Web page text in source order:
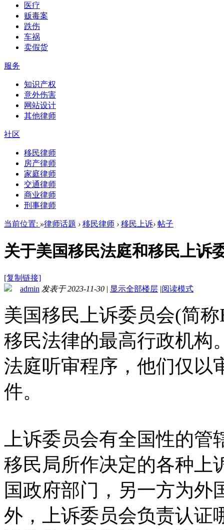
医疗
贩毒案
跌伤
车祸
卖假货
服务
知识产权
意外伤害
网站设计
其他律师
社区
移民律师
房产律师
家庭律师
交通律师
商业律师
刑事律师
当前位置: »律师话题 › 移民律师 › 移民上诉› 帖子
关于美国移民法庭和移民上诉
[复制链接]
admin 发表于 2023-11-30 | 显示全部楼层 |阅读模式
美国移民上诉委员会(简
移民法律的最高行政机构
法庭听审程序，他们仅以
件。
上诉委员会有全国性的管
移民局所作决定的各种上
国政府部门，另一方为外
外，上诉委员会负责认证